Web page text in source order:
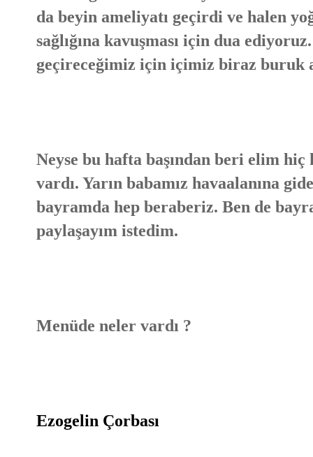
da beyin ameliyatı geçirdi ve halen
sağlığına kavuşması için dua
geçireceğimiz için içimiz biraz buruk
Neyse bu hafta başından beri elim
vardı. Yarın babamız havaalanına
bayramda hep beraberiz. Ben de
paylaşayım istedim.
Menüde neler vardı ?
Ezogelin Çorbası